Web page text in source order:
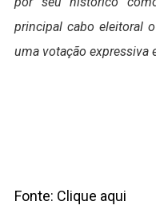
principal cabo eleitoral
uma votação expressiva
Fonte: Clique aqui